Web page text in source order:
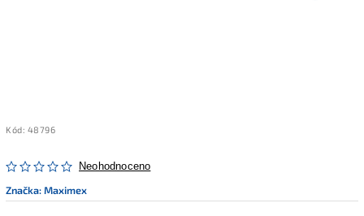
Kód: 48796
Neohodnoceno
Značka:Maximex